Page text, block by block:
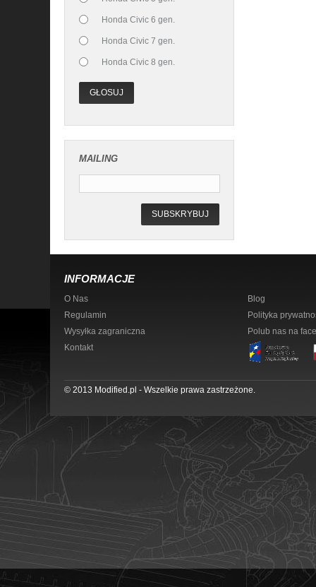
Honda Civic 6 gen.
Honda Civic 7 gen.
Honda Civic 8 gen.
GŁOSUJ
MAILING
SUBSKRYBUJ
INFORMACJE
O Nas
Regulamin
Wysyłka zagraniczna
Kontakt
Blog
Polityka
Polub nas na
© 2013 Modified.pl - Wszelkie prawa zastrzeżone.